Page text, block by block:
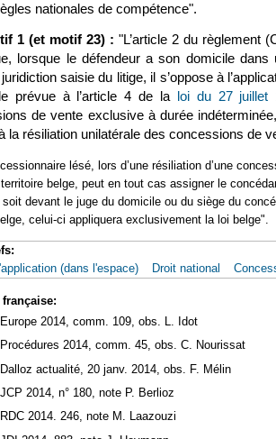
nationales de compétence".
1 (et motif 23) : "L’article 2 du règlement
lorsque le défendeur a son domicile
saisie du litige, il s’oppose à
prévue à l’article 4 de la
loi du 27 juillet
de vente exclusive à durée
la résiliation unilatérale des concessions de
lésé, lors d’une résiliation d’une
belge, peut en tout cas assigner le
devant le juge du domicile ou du siège du
celui‑ci appliquera exclusivement la loi belge".
(dans l'espace)
Droit national
Europe 2014, comm. 109, obs. L. Idot
Procédures 2014, comm. 45, obs. C. Nourissat
Dalloz actualité, 20 janv. 2014, obs. F. Mélin
JCP 2014, n° 180, note P. Berlioz
RDC 2014. 246, note M. Laazouzi